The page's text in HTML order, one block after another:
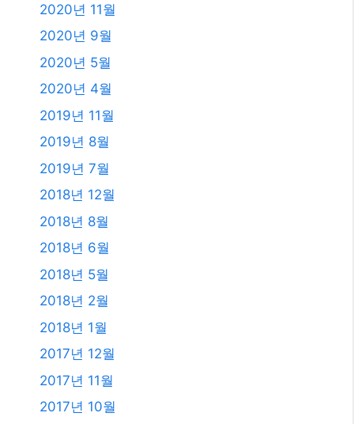
2020년 11월
2020년 9월
2020년 5월
2020년 4월
2019년 11월
2019년 8월
2019년 7월
2018년 12월
2018년 8월
2018년 6월
2018년 5월
2018년 2월
2018년 1월
2017년 12월
2017년 11월
2017년 10월